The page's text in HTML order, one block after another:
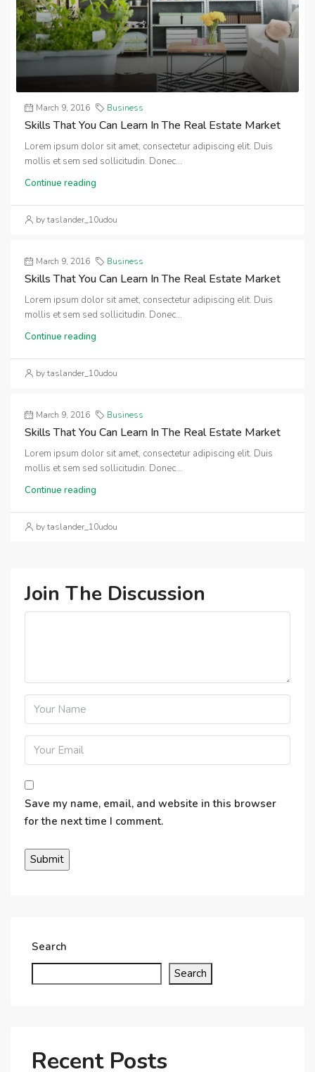
March 9, 2016 Business
Skills That You Can Learn In The Real Estate Market
Lorem ipsum dolor sit amet, consectetur adipiscing elit. Duis
mollis et sem sed sollicitudin. Donec...
Continue reading
by taslander_10udou
March 9, 2016 Business
Skills That You Can Learn In The Real Estate Market
Lorem ipsum dolor sit amet, consectetur adipiscing elit. Duis
mollis et sem sed sollicitudin. Donec...
Continue reading
by taslander_10udou
March 9, 2016 Business
Skills That You Can Learn In The Real Estate Market
Lorem ipsum dolor sit amet, consectetur adipiscing elit. Duis
mollis et sem sed sollicitudin. Donec...
Continue reading
by taslander_10udou
Join The Discussion
Save my name, email, and website in this browser
for the next time I comment.
Search
Search
Recent Posts